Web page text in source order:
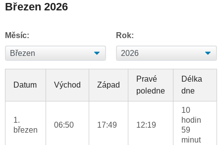
Březen 2026
Měsíc: Rok:
Datum Východ Západ
Pravé
poledne
Délka
dne
1.
březen
06:50 17:49 12:19
10
hodin
59
minut